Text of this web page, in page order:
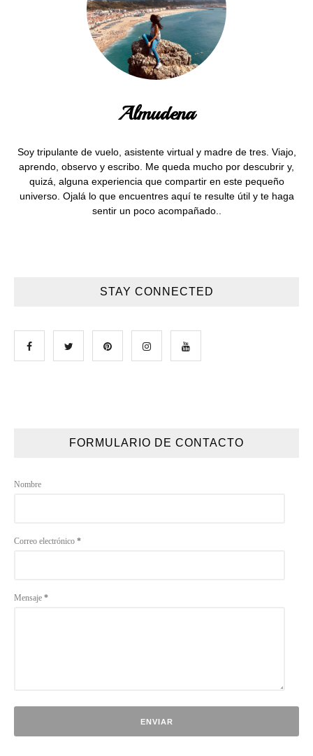
Almudena
Soy tripulante de vuelo, asistente virtual y madre de tres. Viajo,
aprendo, observo y escribo. Me queda mucho por descubrir y,
quizá, alguna experiencia que compartir en este pequeño
universo. Ojalá lo que encuentres aquí te resulte útil y te haga
sentir un poco acompañado..
STAY CONNECTED
FORMULARIO DE CONTACTO
Nombre
Correo electrónico *
Mensaje *